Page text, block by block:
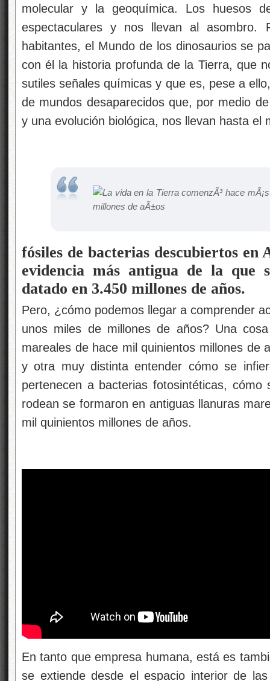
molecular y la geoquímica. Los huesos
espectaculares y nos llevan al asombro.
habitantes, el Mundo de los dinosaurios se
con él la historia profunda de la Tierra, que
sutiles señales químicas y que es, pese a
de mundos desaparecidos que, por medio
y una evolución biológica, nos llevan hasta el
fósiles de bacterias descubiertos en
evidencia más antigua de la que
datado en 3.450 millones de años.
Pero, ¿cómo podemos llegar a comprender
unos miles de millones de años? Una
mareales de hace mil quinientos millones de
y otra muy distinta entender cómo se
pertenecen a bacterias fotosintéticas,
rodean se formaron en antiguas llanuras
mil quinientos millones de años.
En tanto que empresa humana, está es
se extiende desde el espacio interior de